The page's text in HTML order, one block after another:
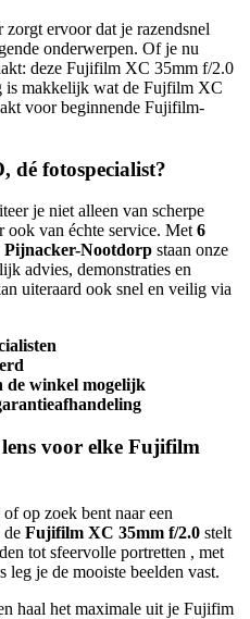
ervoor dat je razendsnel
onderwerpen. Of je nu
deze Fujifilm XC 35mm f/2.0
is makkelijk wat de Fujfilm XC
voor beginnende Fujifilm-
dé fotospecialist?
je niet alleen van scherpe
ook van échte service. Met 6
Pijnacker-Nootdorp staan onze
advies, demonstraties en
uiteraard ook snel en veilig via
de winkel mogelijk
voor elke Fujifilm
op zoek bent naar een
de Fujifilm XC 35mm f/2.0 stelt
tot sfeervolle portretten , met
je de mooiste beelden vast.
haal het maximale uit je Fujifim